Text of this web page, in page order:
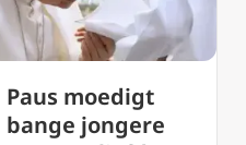
Paus Leo XIV
roept consistorie